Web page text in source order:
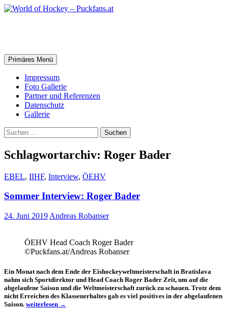
Zum
Suchen
Primäres Menü
Impressum
Foto Gallerie
Partner und Referenzen
Datenschutz
Gallerie
Suchen
nach:
Schlagwortarchiv: Roger Bader
EBEL, IIHF, Interview, ÖEHV
Sommer Interview: Roger Bader
24. Juni 2019 Andreas Robanser
ÖEHV Head Coach Roger Bader
©Puckfans.at/Andreas Robanser
Ein Monat nach dem Ende der Eishockeyweltmeisterschaft in Bratislava
nahm sich Sportdirektor und Head Coach Roger Bader Zeit, um auf die
abgelaufene Saison und die Weltmeisterschaft zurück zu schauen. Trotz dem
nicht Erreichen des Klassenerhaltes gab es viel positives in der abgelaufenen
Saison. Sommer
weiterlesen →